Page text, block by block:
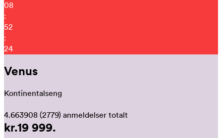
08
:
52
:
16
Venus
Kontinentalseng
4.663908 (2779) anmeldelser totalt
kr.19 999.